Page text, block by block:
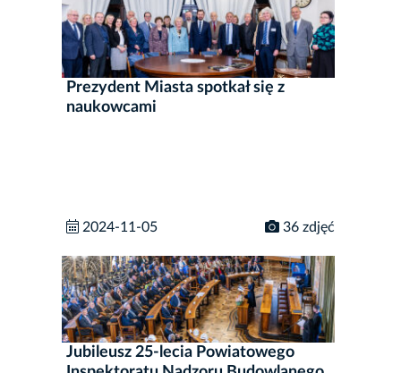
Prezydent Miasta spotkał się z
naukowcami
2024-11-05 36 zdjęć
Jubileusz 25-lecia Powiatowego